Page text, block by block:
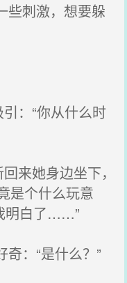
刺激，想要躲
：“你从什么时
来她身边坐下，
是个什么玩意
明白了……”
：“是什么？”